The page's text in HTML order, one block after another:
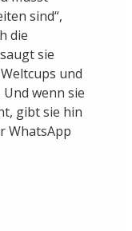
sind“,
die
sie
und
wenn sie
gibt sie hin
WhatsApp